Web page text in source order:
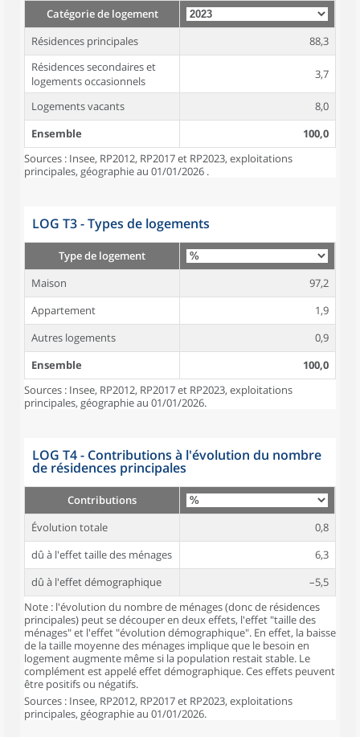
Catégorie de logement
Résidences principales
88,3
Résidences secondaires et
logements occasionnels
3,7
Logements vacants
8,0
Ensemble
100,0
Sources : Insee, RP2012, RP2017 et RP2023, exploitations
principales, géographie au 01/01/2026 .
LOG T3 - Types de logements
Type de logement
Maison
97,2
Appartement
1,9
Autres logements
0,9
Ensemble
100,0
Sources : Insee, RP2012, RP2017 et RP2023, exploitations
principales, géographie au 01/01/2026.
LOG T4 - Contributions à l'évolution du nombre
de résidences principales
Contributions
Évolution totale
0,8
dû à l'effet taille des ménages
6,3
dû à l'effet démographique
–5,5
Note : l'évolution du nombre de ménages (donc de résidences
principales) peut se découper en deux effets, l'effet "taille des
ménages" et l'effet "évolution démographique". En effet, la baisse
de la taille moyenne des ménages implique que le besoin en
logement augmente même si la population restait stable. Le
complément est appelé effet démographique. Ces effets peuvent
être positifs ou négatifs.
Sources : Insee, RP2012, RP2017 et RP2023, exploitations
principales, géographie au 01/01/2026.